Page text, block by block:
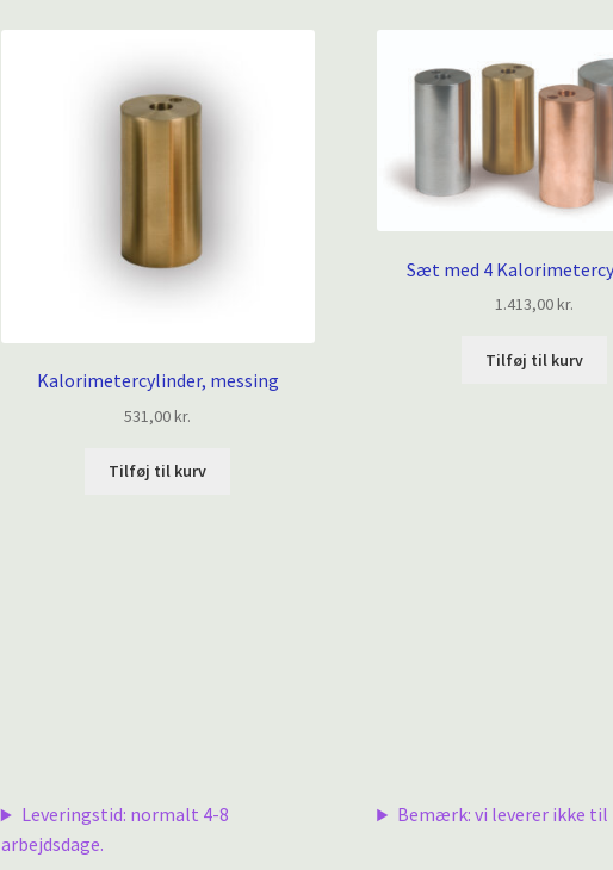
Kalorimetercylinder, messing
531,00kr.
Tilføj til kurv
Sæt med 4
1.413,00kr.
Tilføj til kurv
Leveringstid: normalt 4-8
arbejdsdage.
Bemærk: vi leverer ikke til